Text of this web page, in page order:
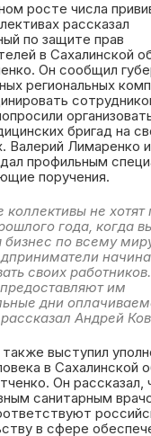
росте числа
рассказал
по защите прав
в Сахалинской
Он сообщил
региональных
бригад на
Валерий Лимаренко
профильным
поручения.
не хотят
года, когда
бизнес по всему
своих работников.
им
дни
Андрей
выступил
в Сахалинской
Он рассказал,
санитарным
в сфере